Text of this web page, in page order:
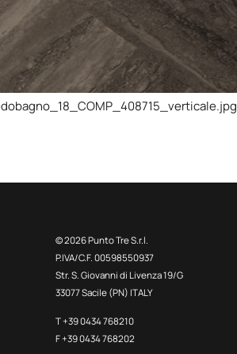
© 2026 Punto Tre S.r.l.
P.IVA/C.F. 00598550937
Str. S. Giovanni di Livenza 19/G
33077 Sacile (PN) ITALY
T +39 0434 768210
F +39 0434 768202